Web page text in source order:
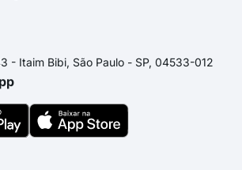
- Itaim Bibi, São Paulo - SP, 04533-012